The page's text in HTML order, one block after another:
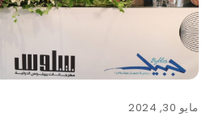
مايو 30, 2024